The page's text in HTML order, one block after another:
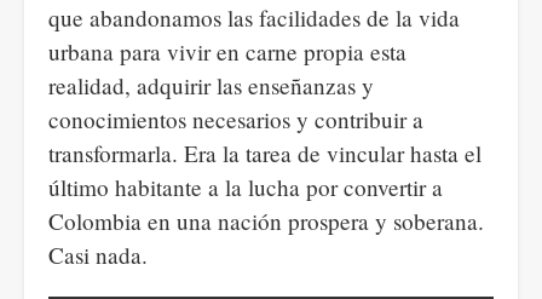
que abandonamos las facilidades de la vida
urbana para vivir en carne propia esta
realidad, adquirir las enseñanzas y
conocimientos necesarios y contribuir a
transformarla. Era la tarea de vincular hasta el
último habitante a la lucha por convertir a
Colombia en una nación prospera y soberana.
Casi nada.